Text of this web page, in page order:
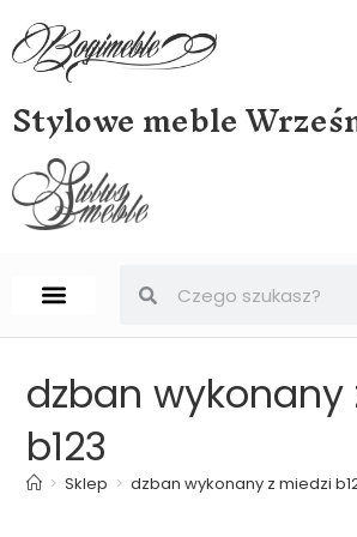
Stylowe meble
dzban wykonany
b123
> Sklep > dzban wykonany z miedzi